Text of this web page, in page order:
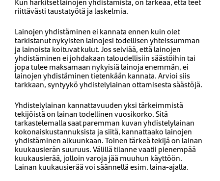
riittävästi taustatyötä ja laskelmia.
Lainojen yhdistäminen ei kannata ennen kuin olet
tarkistanut nykyisten lainojesi todellisen yhteissumman
ja lainoista koituvat kulut. Jos selviää, että lainojen
yhdistäminen ei johdakaan taloudellisiin säästöihin tai
jopa tulee maksamaan nykyisiä lainoja enemmän, ei
lainojen yhdistäminen tietenkään kannata. Arvioi siis
tarkkaan, syntyykö yhdistelylainan ottamisesta säästöjä.
Yhdistelylainan kannattavuuden yksi tärkeimmistä
tekijöistä on lainan todellinen vuosikorko. Sitä
tarkastelemalla saat paremman kuvan yhdistelylainan
kokonaiskustannuksista ja siitä, kannattaako lainojen
yhdistäminen alkuunkaan. Toinen tärkeä tekijä on lainan
kuukausierän suuruus. Välillä tilanne vaatii pienempää
kuukausierää, jolloin varoja jää muuhun käyttöön.
Lainan kuukausierää voi säännellä esim. laina-ajalla.